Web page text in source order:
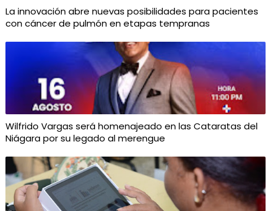
La innovación abre nuevas posibilidades para pacientes
con cáncer de pulmón en etapas tempranas
Wilfrido Vargas será homenajeado en las Cataratas del
Niágara por su legado al merengue